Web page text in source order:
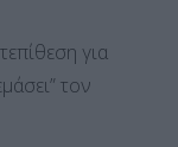
για
τον